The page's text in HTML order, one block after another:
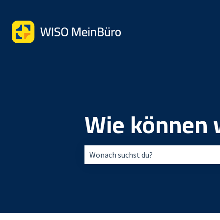
Wie